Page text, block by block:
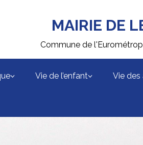
MAIRIE DE
Commune de
Vie de l’enfant Vie des